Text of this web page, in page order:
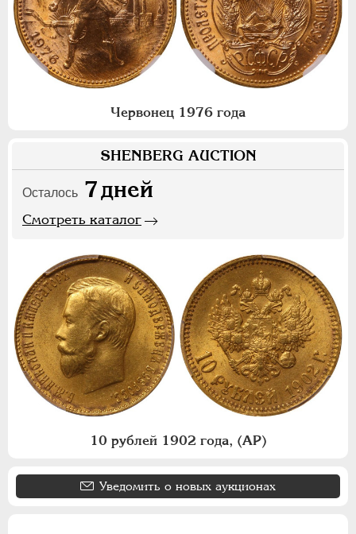
Червонец 1976 года
SHENBERG AUCTION
Осталось 7дней
Смотреть каталог
10 рублей 1902 года, (АР)
Уведомить о новых аукционах